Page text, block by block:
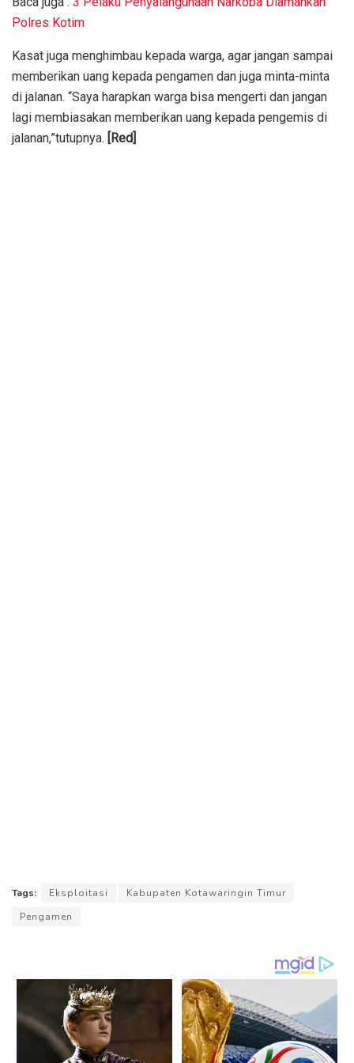
Polres Kotim
Kasat juga menghimbau kepada warga, agar jangan sampai
memberikan uang kepada pengamen dan juga minta-minta
di jalanan. “Saya harapkan warga bisa mengerti dan jangan
lagi membiasakan memberikan uang kepada pengemis di
jalanan,”tutupnya. [Red]
Tags: Eksploitasi
Kabupaten Kotawaringin Timur
Pengamen